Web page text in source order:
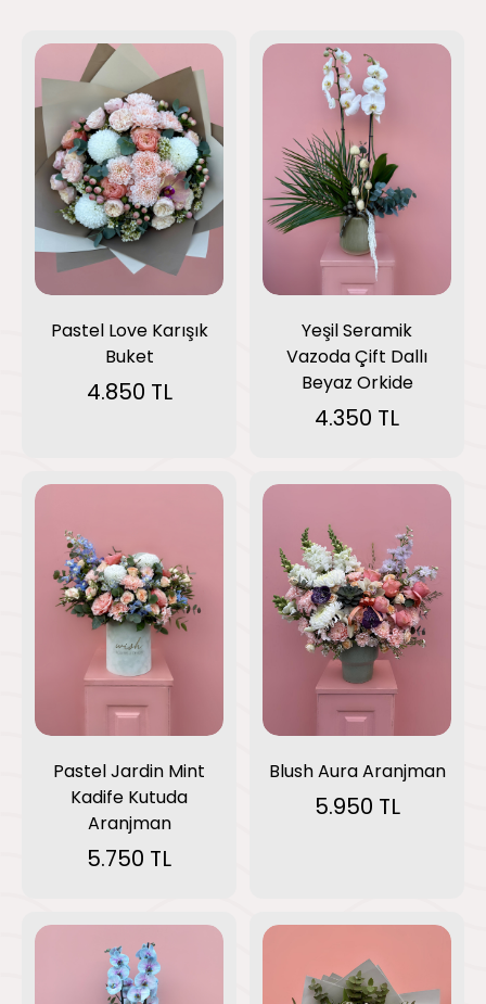
Pastel Love Karışık
Buket
4.850 TL
Yeşil Seramik
Vazoda Çift Dallı
Beyaz Orkide
4.350 TL
Pastel Jardin Mint
Kadife Kutuda
Aranjman
5.750 TL
Blush Aura Aranjman
5.950 TL